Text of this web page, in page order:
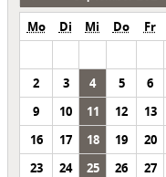
Mo Di Mi Do Fr
2
3 4 5 6
9
10 11 12 13
16
17 18 19 20
23
24 25 26 27